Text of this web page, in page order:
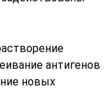
антигенов
новых